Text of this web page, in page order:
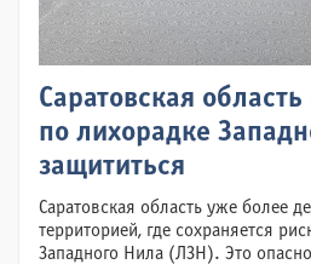
Саратовская
по лихорадке
защититься
Саратовская область уже более
территорией, где сохраняется
Западного Нила (ЛЗН). Это